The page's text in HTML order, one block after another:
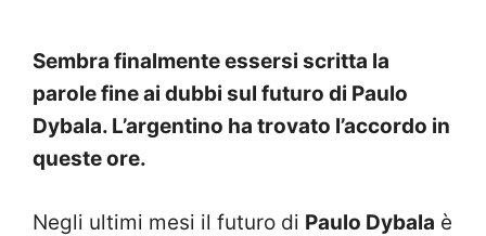
Sembra finalmente essersi scritta la
parole fine ai dubbi sul futuro di Paulo
Dybala. L’argentino ha trovato l’accordo in
queste ore.
Negli ultimi mesi il futuro di Paulo Dybala è